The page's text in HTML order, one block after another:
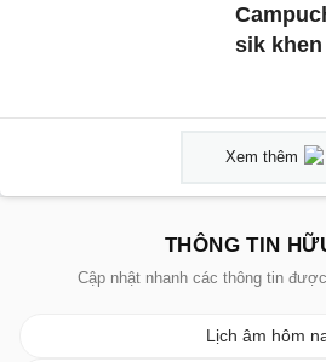
sik
Xem thêm
THÔNG TIN
Cập nhật nhanh các thông tin
Lịch âm hôm